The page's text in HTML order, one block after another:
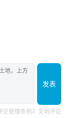
发表
论管理条例》文明评论